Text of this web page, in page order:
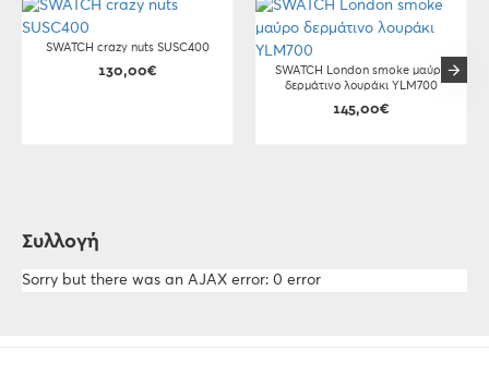
SWATCH crazy nuts SUSC400
130,00€
SWATCH London smoke μαύρο
δερμάτινο λουράκι YLM700
145,00€
Συλλογή
Sorry but there was an AJAX error: 0 error